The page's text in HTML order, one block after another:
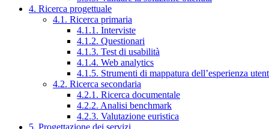
4. Ricerca progettuale
4.1. Ricerca primaria
4.1.1. Interviste
4.1.2. Questionari
4.1.3. Test di usabilità
4.1.4. Web analytics
4.1.5. Strumenti di mappatura dell’esperienza
4.2. Ricerca secondaria
4.2.1. Ricerca documentale
4.2.2. Analisi benchmark
4.2.3. Valutazione euristica
5. Progettazione dei servizi